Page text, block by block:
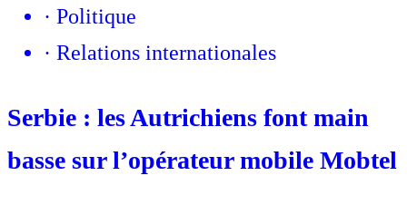
· Politique
· Relations internationales
Serbie : les Autrichiens font main
basse sur l’opérateur mobile Mobtel